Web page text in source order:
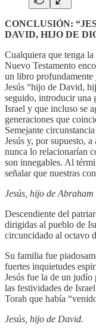
CONCLUSIÓN:
DAVID, HIJO DE
Cualquiera que tenga
Nuevo Testamento
un libro profundamente
Jesús “hijo de David,
seguido, introducir una
Israel y que incluso se
generaciones que
Semejante
Jesús y, por supuesto,
nunca lo relacionarían
son innegables. Al
señalar que nuestras
Jesús, hijo de Abraham
Descendiente del
dirigidas al pueblo de
circuncidado al octavo
Su familia fue
fuertes inquietudes
Jesús fue la de un judío
las festividades de
Torah que había
Jesús, hijo de David.